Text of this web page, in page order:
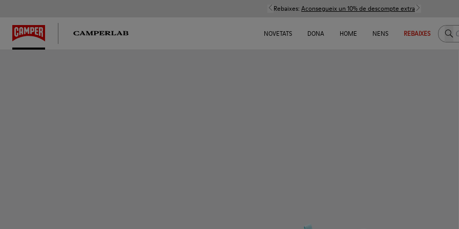
Rebaixes: Aconsegueix un 10% de descompte extra
NOVETATS DONA HOME NENS REBAIXES